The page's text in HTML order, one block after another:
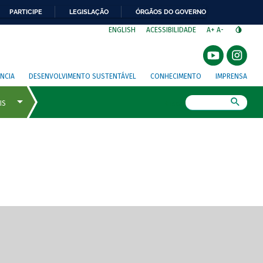
PARTICIPE LEGISLAÇÃO ÓRGÃOS DO GOVERNO
ENGLISH ACESSIBILIDADE A+ A-
DESENVOLVIMENTO SUSTENTÁVEL CONHECIMENTO IMPRENSA
de tela